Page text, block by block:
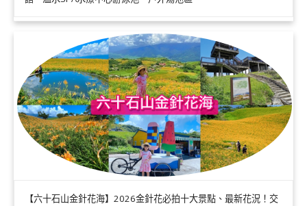
【六十石山金針花海】2026金針花必拍十大景點、最新花況！交